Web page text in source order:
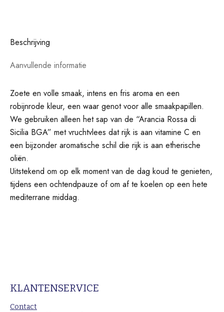
Beschrijving
Aanvullende informatie
Zoete en volle smaak, intens en fris aroma en een
robijnrode kleur, een waar genot voor alle smaakpapillen.
We gebruiken alleen het sap van de “Arancia Rossa di
Sicilia BGA” met vruchtvlees dat rijk is aan vitamine C en
een bijzonder aromatische schil die rijk is aan etherische
oliën.
Uitstekend om op elk moment van de dag koud te genieten,
tijdens een ochtendpauze of om af te koelen op een hete
mediterrane middag.
KLANTENSERVICE
Contact